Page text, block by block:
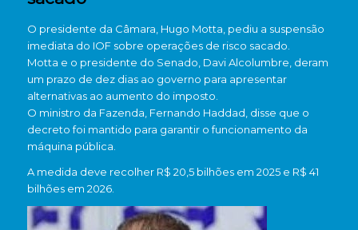
O presidente da Câmara, Hugo Motta, pediu a suspensão
imediata do IOF sobre operações de risco sacado.
Motta e o presidente do Senado, Davi Alcolumbre, deram
um prazo de dez dias ao governo para apresentar
alternativas ao aumento do imposto.
O ministro da Fazenda, Fernando Haddad, disse que o
decreto foi mantido para garantir o funcionamento da
máquina pública.
A medida deve recolher R$ 20,5 bilhões em 2025 e R$ 41
bilhões em 2026.